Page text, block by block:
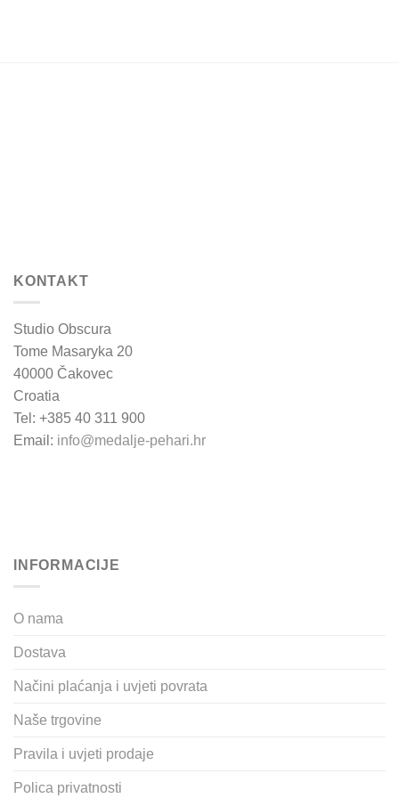
KONTAKT
Studio Obscura
Tome Masaryka 20
40000 Čakovec
Croatia
Tel: +385 40 311 900
Email: info@medalje-pehari.hr
INFORMACIJE
O nama
Dostava
Načini plaćanja i uvjeti povrata
Naše trgovine
Pravila i uvjeti prodaje
Polica privatnosti